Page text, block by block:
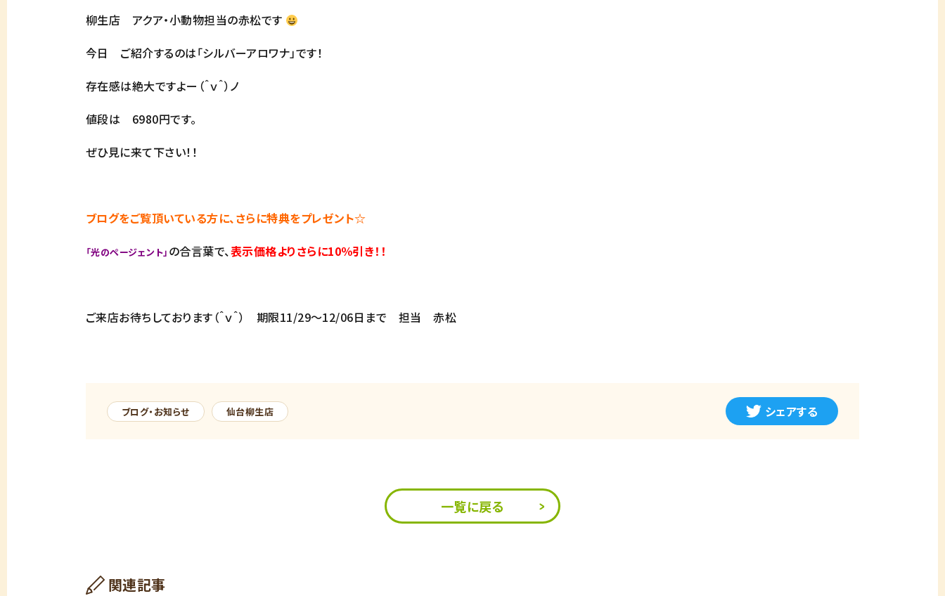
柳生店 アクア・小動物担当の赤松です
今日 ご紹介するのは「シルバーアロワナ」です！
存在感は絶大ですよー（＾ｖ＾）ノ
値段は 6980円です。
ぜひ見に来て下さい！！
ブログをご覧頂いている方に、さらに特典をプレゼント☆
「光のページェント」 の合言葉で、表示価格よりさらに10％引き！！
ご来店お待ちしております（＾ｖ＾） 期限11/29～12/06日まで 担当 赤松
ブログ・お知らせ 仙台柳生店 シェアする
一覧に戻る
関連記事